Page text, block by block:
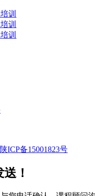
训
训
训
陕ICP备15001823号
！